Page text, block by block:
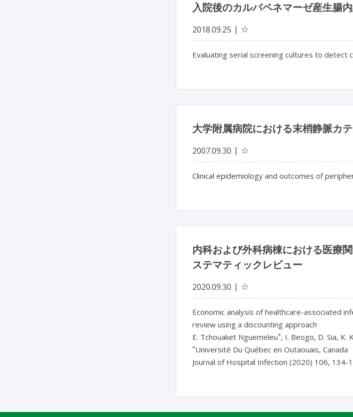
入院後のカルバペネマーゼ産生腸
2018.09.25 ☆
Evaluating serial screening cultures to detect
大学附属病院における末梢静脈カ
2007.09.30 ☆
Clinical epidemiology and outcomes of
内科および外科病棟における医療
ステマティックレビュー
2020.09.30 ☆
Economic analysis of healthcare-associated
review using a discounting approach
E. Tchouaket Nguemeleu*, I. Beogo, D. Sia, K.
*Université Du Québec en Outaouais, Canada
Journal of Hospital Infection (2020) 106, 134-